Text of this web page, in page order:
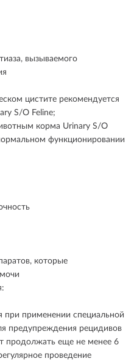
вызываемого
цистите рекомендуется
S/O Feline;
корма Urinary S/O
функционировании
которые
при применении специальной
предупреждения рецидивов
продолжать еще не менее 6
проведение